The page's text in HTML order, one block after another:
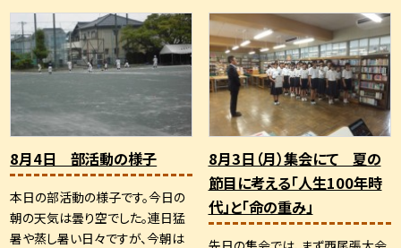
8月4日 部活動の様子
本日の部活動の様子です。今日の
朝の天気は曇り空でした。連日猛
暑や蒸し暑い日々ですが、今朝は
8月3日（月）集会にて 夏の
節目に考える「人生100年時
代」と「命の重み」